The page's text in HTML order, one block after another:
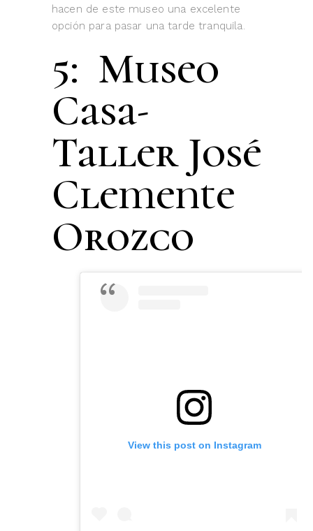
hacen de este museo una excelente
opción para pasar una tarde tranquila.
5: Museo
Casa-
Taller José
Clemente
Orozco
View this post on Instagram